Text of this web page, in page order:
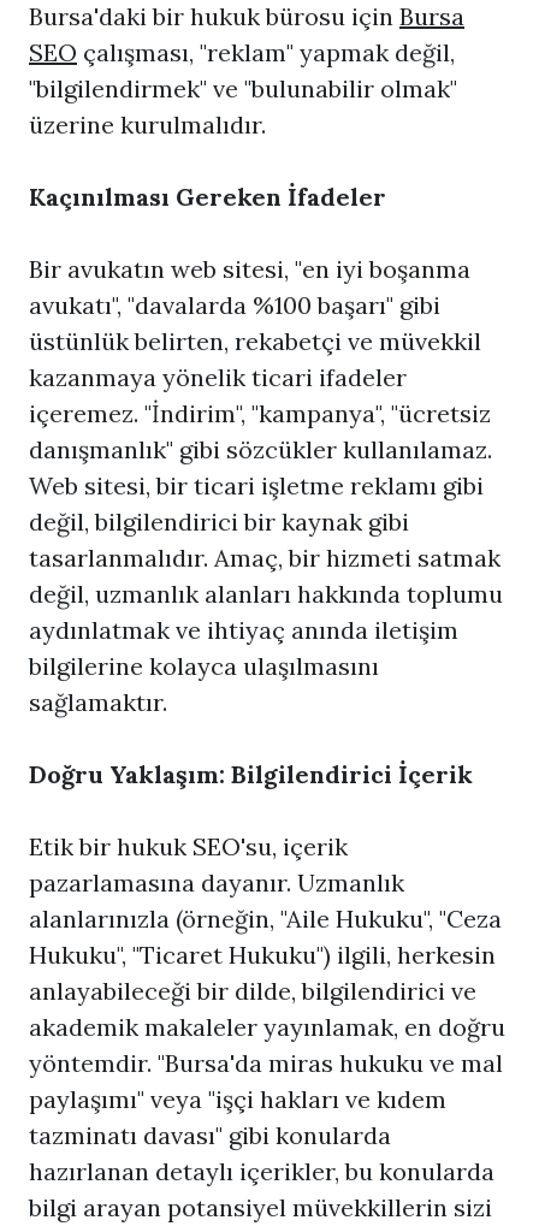
Bursa'daki bir hukuk bürosu için Bursa
SEO çalışması, "reklam" yapmak değil,
"bilgilendirmek" ve "bulunabilir olmak"
üzerine kurulmalıdır.
Kaçınılması Gereken İfadeler
Bir avukatın web sitesi, "en iyi boşanma
avukatı", "davalarda %100 başarı" gibi
üstünlük belirten, rekabetçi ve müvekkil
kazanmaya yönelik ticari ifadeler
içeremez. "İndirim", "kampanya", "ücretsiz
danışmanlık" gibi sözcükler kullanılamaz.
Web sitesi, bir ticari işletme reklamı gibi
değil, bilgilendirici bir kaynak gibi
tasarlanmalıdır. Amaç, bir hizmeti satmak
değil, uzmanlık alanları hakkında toplumu
aydınlatmak ve ihtiyaç anında iletişim
bilgilerine kolayca ulaşılmasını
sağlamaktır.
Doğru Yaklaşım: Bilgilendirici İçerik
Etik bir hukuk SEO'su, içerik
pazarlamasına dayanır. Uzmanlık
alanlarınızla (örneğin, "Aile Hukuku", "Ceza
Hukuku", "Ticaret Hukuku") ilgili, herkesin
anlayabileceği bir dilde, bilgilendirici ve
akademik makaleler yayınlamak, en doğru
yöntemdir. "Bursa'da miras hukuku ve mal
paylaşımı" veya "işçi hakları ve kıdem
tazminatı davası" gibi konularda
hazırlanan detaylı içerikler, bu konularda
bilgi arayan potansiyel müvekkillerin sizi